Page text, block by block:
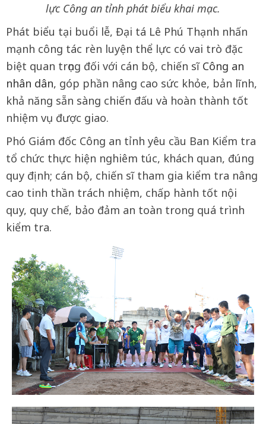
lực Công an tỉnh phát biểu khai mạc.
Phát biểu tại buổi lễ, Đại tá Lê Phú Thạnh nhấn
mạnh công tác rèn luyện thể lực có vai trò đặc
biệt quan trọng đối với cán bộ, chiến sĩ Công an
nhân dân, góp phần nâng cao sức khỏe, bản lĩnh,
khả năng sẵn sàng chiến đấu và hoàn thành tốt
nhiệm vụ được giao.
Phó Giám đốc Công an tỉnh yêu cầu Ban Kiểm tra
tổ chức thực hiện nghiêm túc, khách quan, đúng
quy định; cán bộ, chiến sĩ tham gia kiểm tra nâng
cao tinh thần trách nhiệm, chấp hành tốt nội
quy, quy chế, bảo đảm an toàn trong quá trình
kiểm tra.